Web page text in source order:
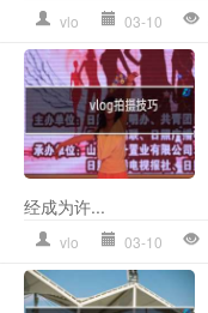
vlo 03-10
经成为许...
vlo 03-10